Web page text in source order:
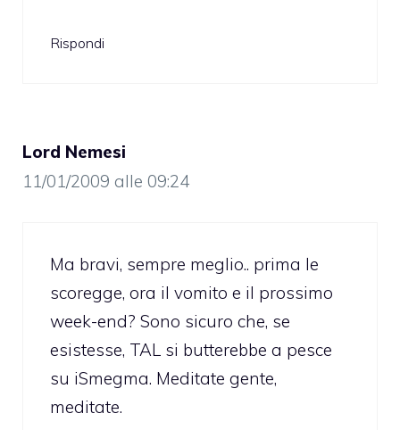
Rispondi
Lord Nemesi
11/01/2009 alle 09:24
Ma bravi, sempre meglio.. prima le
scoregge, ora il vomito e il prossimo
week-end? Sono sicuro che, se
esistesse, TAL si butterebbe a pesce
su iSmegma. Meditate gente,
meditate.